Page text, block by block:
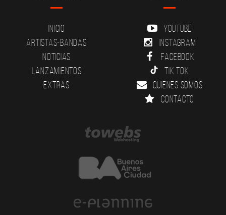
Inicio
Artistas-Bandas
Noticias
Lanzamientos
Extras
YouTube
Instagram
Facebook
Tik Tok
Quienes somos
Contacto